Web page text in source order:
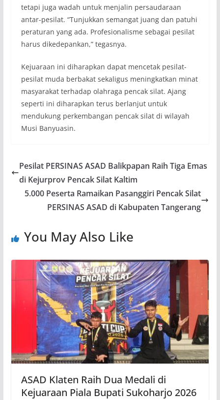
tetapi juga wadah untuk menjalin persaudaraan
antar-pesilat. “Tunjukkan semangat juang dan patuhi
peraturan yang ada. Profesionalisme sebagai pesilat
harus dikedepankan,” tegasnya.
Kejuaraan ini diharapkan dapat mencetak pesilat-
pesilat muda berbakat sekaligus meningkatkan minat
masyarakat terhadap olahraga pencak silat. Ajang
seperti ini diharapkan terus berlanjut untuk
mendukung perkembangan pencak silat di wilayah
Musi Banyuasin.
Pesilat PERSINAS ASAD Balikpapan Raih Tiga Emas
di Kejurprov Pencak Silat Kaltim
5.000 Peserta Ramaikan Pasanggiri Pencak Silat
PERSINAS ASAD di Kabupaten Tangerang
You May Also Like
ASAD Klaten Raih Dua Medali di
Kejuaraan Piala Bupati Sukoharjo 2026